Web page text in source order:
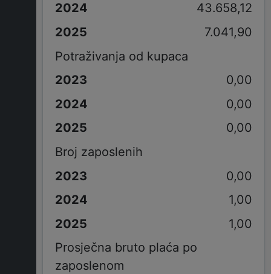
43.658,12
7.041,90
Potraživanja od kupaca
0,00
0,00
0,00
Broj zaposlenih
0,00
1,00
1,00
Prosječna bruto plaća po
zaposlenom